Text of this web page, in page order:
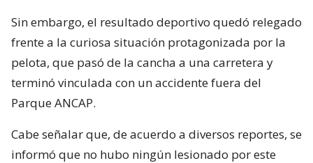
Sin embargo, el resultado deportivo quedó relegado
frente a la curiosa situación protagonizada por la
pelota, que pasó de la cancha a una carretera y
terminó vinculada con un accidente fuera del
Parque ANCAP.
Cabe señalar que, de acuerdo a diversos reportes, se
informó que no hubo ningún lesionado por este